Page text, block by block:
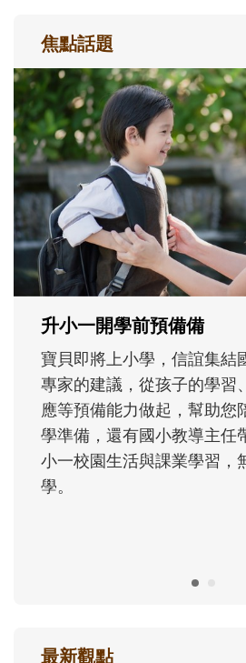
焦點話題
和孩子一起長大的那個
不同模樣
沒有人天生就擅長當爸爸！
次「前所未有」的體驗中，
大。從給予安全感的肢體遊
主、角色認同及解決問題的
正嘗試用不同的模樣，參與
最新觀點